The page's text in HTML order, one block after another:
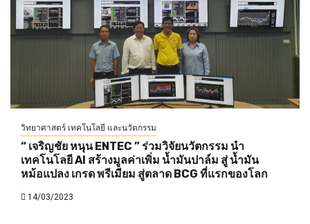
วิทยาศาสตร์ เทคโนโลยี และนวัตกรรม
“ เจริญชัย หนุน ENTEC ” ร่วมวิจัยนวัตกรรม นำ
เทคโนโลยี AI สร้างมูลค่าเพิ่ม น้ำมันปาล์ม สู่ น้ำมัน
หม้อแปลง เกรด พรีเมียม สู่ตลาด BCG ที่แรกของโลก
14/03/2023